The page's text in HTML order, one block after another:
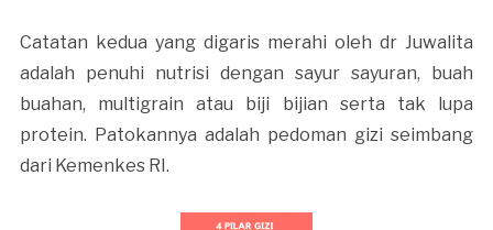
Catatan kedua yang digaris merahi oleh dr Juwalita
adalah penuhi nutrisi dengan sayur sayuran, buah
buahan, multigrain atau biji bijian serta tak lupa
protein. Patokannya adalah pedoman gizi seimbang
dari Kemenkes RI.